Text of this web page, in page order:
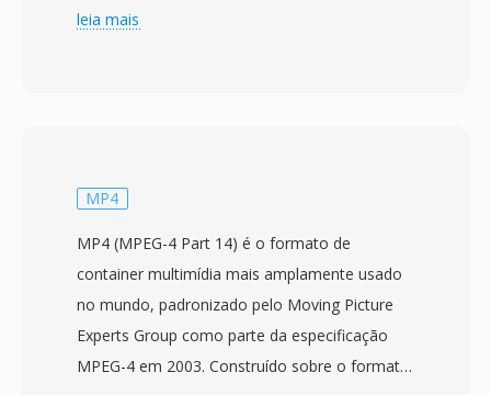
com codecs de vídeo VP8 ou VP9 é codecs de
removendo barreiras de patentes é royalties
aberto na web. O container WebM herda a
estrutura binária eficiente do Matroska
enquanto a restringe a perfis otimizados para
web, garantindo análise rápida é
leia mais
MP4
MP4 (MPEG-4 Part 14) é o formato de
container multimídia mais amplamente usado
no mundo, padronizado pelo Moving Picture
Experts Group como parte da especificação
MPEG-4 em 2003. Construído sobre o formato